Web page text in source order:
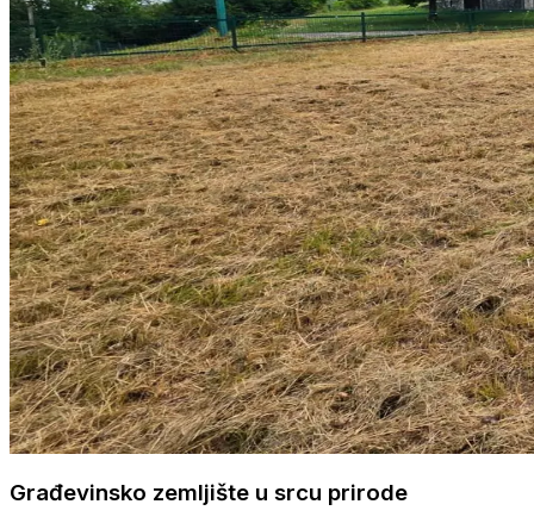
Građevinsko zemljište u srcu prirode